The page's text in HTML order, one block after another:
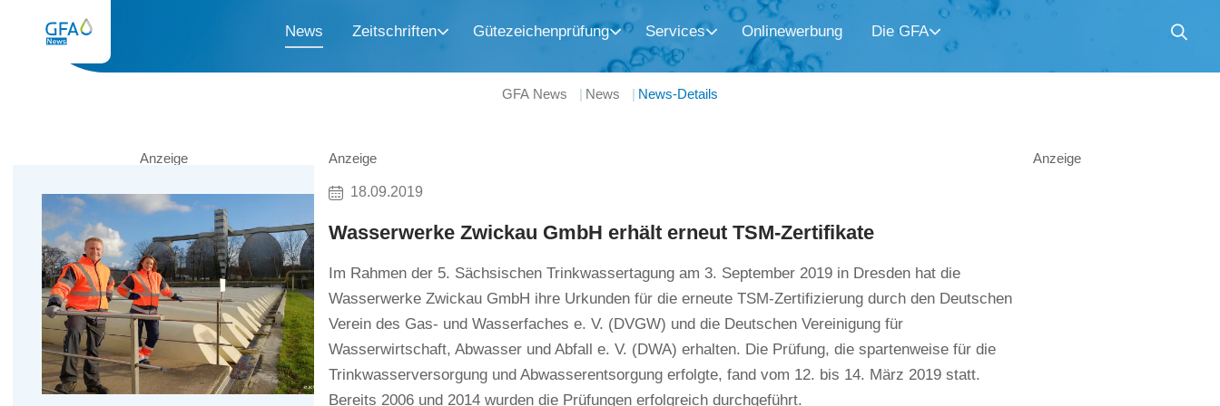
News Zeitschriften Gütezeichenprüfung Services Onlinewerbung Die GFA
GFA News News News-Details
Anzeige
18.09.2019
Wasserwerke Zwickau GmbH erhält erneut TSM-Zertifikate
Im Rahmen der 5. Sächsischen Trinkwassertagung am 3. September 2019 in Dresden hat die
Wasserwerke Zwickau GmbH ihre Urkunden für die erneute TSM-Zertifizierung durch den Deutschen
Verein des Gas- und Wasserfaches e. V. (DVGW) und die Deutschen Vereinigung für
Wasserwirtschaft, Abwasser und Abfall e. V. (DWA) erhalten. Die Prüfung, die spartenweise für die
Trinkwasserversorgung und Abwasserentsorgung erfolgte, fand vom 12. bis 14. März 2019 statt.
Bereits 2006 und 2014 wurden die Prüfungen erfolgreich durchgeführt.
Anzeige Anzeige